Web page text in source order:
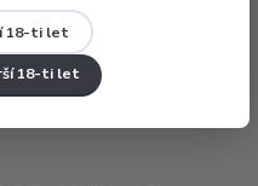
18-ti let
18-ti let